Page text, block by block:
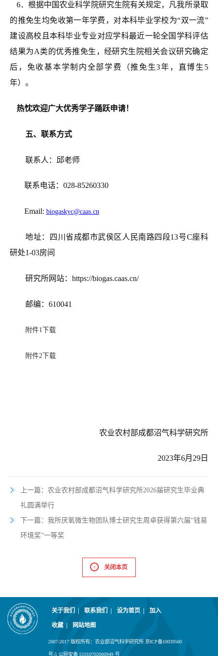
6． 根据中国农业科学院研究生院有关规定，凡我所录取
的推免生均免收第一年学费，对本科毕业学校为“双一流”
建设高校且本科毕业专业对应学科最近一轮全国学科评估
结果为A类的优秀推免生，经研究生院相关会议研究确定
后，免收基本学制内全部学费（推免生3年， 直博生 5
年）。
热忱欢迎广大优秀学子踊跃申请！
五、联系方式
联系人： 邱老师
联系电话： 028-85260330
Email: biogaskyc@caas.cn
地址：四川省成都市武侯区人民南路四段13号C座科
研处1-03房间
研究所网站：https://biogas.caas.cn/
邮编：610041
附件1下载
附件2下载
农业农村部成都沼气科学研究所
2023年6月29日
上一篇：农业农村部成都沼气科学研究所2026届研究生毕业典
礼圆满举行
下一篇：我所厌氧微生物团队博士研究生周卓获得第六届“钱易
环境奖”一等奖
关闭本页
关于我们 联系我们 设为首页 加入
收藏 网站地图
2007-2017 版权所有：农业部沼气科学研究所 京ICP备10039560
号-5 公网安备 51010702000949 号